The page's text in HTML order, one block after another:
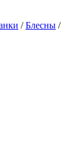
/Блесны /